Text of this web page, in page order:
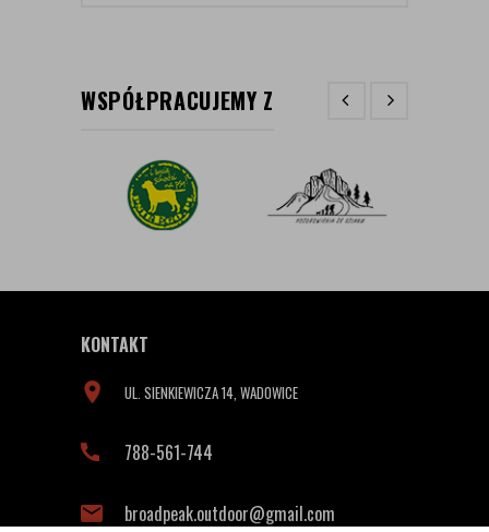
WSPÓŁPRACUJEMY Z
KONTAKT
UL. SIENKIEWICZA 14, WADOWICE
788-561-744
broadpeak.outdoor@gmail.com